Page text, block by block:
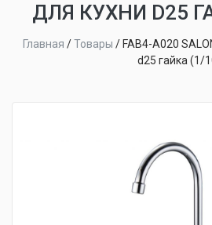
ДЛЯ КУХНИ D25
Главная /Товары / FAB4-A020
d25 гайка (1/